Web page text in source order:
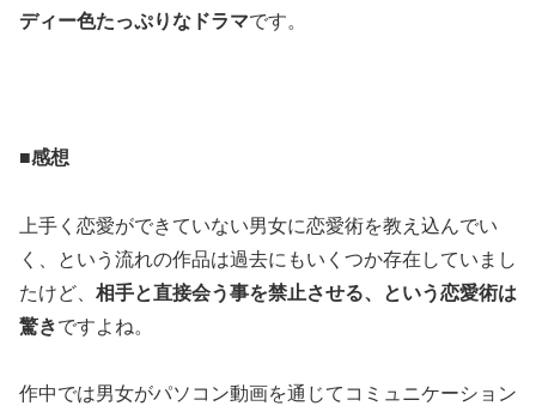
ディー色たっぷりなドラマです。
■感想
上手く恋愛ができていない男女に恋愛術を教え込んでい
く、という流れの作品は過去にもいくつか存在していまし
たけど、 相手と直接会う事を禁止させる、という恋愛術は
驚きですよね。
作中では男女がパソコン動画を通じてコミュニケーション